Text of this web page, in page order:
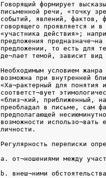
Говорящий формирует
письменной речи, «точку
событий, явлений, фактов,
говорящего проявляется и
«участника действия»;
предложения
предложении, то есть для
де¬лает темой, зависит
Необходимым условием
возможна при внутренней
«Ха¬рактерный для понятия
соответст¬вует
«близ¬кий, приближенный,
преобладал в письме, сам
предполагающей
возможности использо¬вать
личности.
Регулярность переписки
a. от¬ношениями между
b. внеш¬ними